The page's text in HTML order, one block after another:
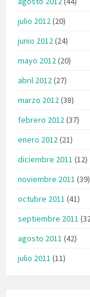
julio 2012(20)
junio 2012(24)
mayo 2012(20)
abril 2012(27)
marzo 2012(38)
febrero 2012(37)
enero 2012(21)
diciembre 2011 (12)
noviembre 2011 (39)
octubre 2011 (41)
septiembre 2011
agosto 2011 (42)
julio 2011 (11)